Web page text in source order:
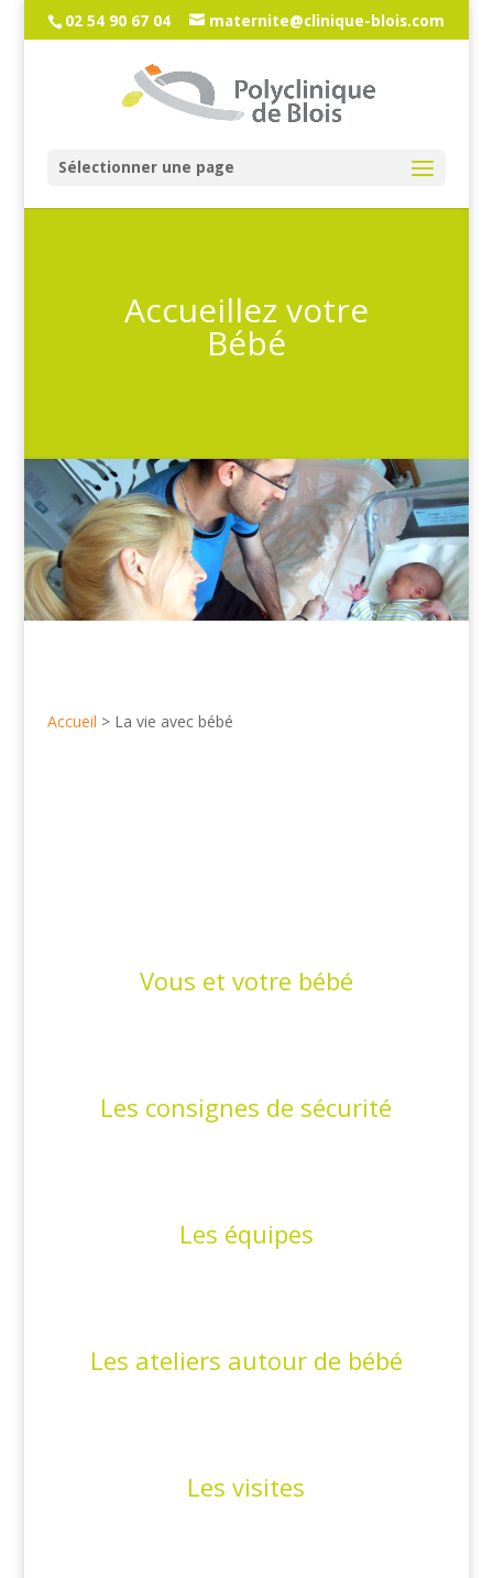
02 54 90 67 04 maternite@clinique-blois.com
Sélectionner une page
Accueillez votre
Bébé
Accueil > La vie avec bébé
Vous et votre bébé
Les consignes de sécurité
Les équipes
Les ateliers autour de bébé
Les visites